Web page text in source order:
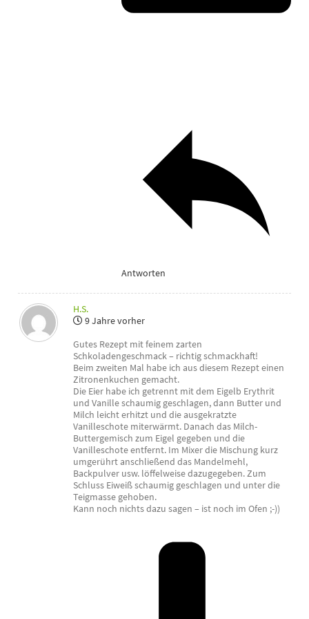
Antworten
H.S.
9 Jahre vorher
Gutes Rezept mit feinem zarten
Schkoladengeschmack – richtig schmackhaft!
Beim zweiten Mal habe ich aus diesem Rezept einen
Zitronenkuchen gemacht.
Die Eier habe ich getrennt mit dem Eigelb Erythrit
und Vanille schaumig geschlagen, dann Butter und
Milch leicht erhitzt und die ausgekratzte
Vanilleschote miterwärmt. Danach das Milch-
Buttergemisch zum Eigel gegeben und die
Vanilleschote entfernt. Im Mixer die Mischung kurz
umgerührt anschließend das Mandelmehl,
Backpulver usw. löffelweise dazugegeben. Zum
Schluss Eiweiß schaumig geschlagen und unter die
Teigmasse gehoben.
Kann noch nichts dazu sagen – ist noch im Ofen ;-))